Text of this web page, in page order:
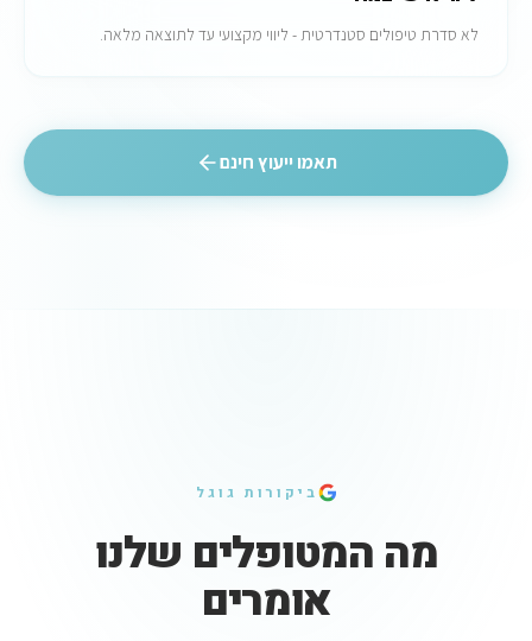
לא סדרת טיפולים סטנדרטית - ליווי מקצועי עד לתוצאה מלאה.
תאמו ייעוץ חינם
ביקורות גוגל
מה המטופלים שלנו
אומרים